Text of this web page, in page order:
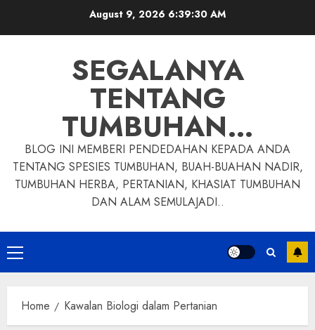
August 9, 20266:39:31 AM
SEGALANYA
TENTANG
TUMBUHAN…
BLOG INI MEMBERI PENDEDAHAN KEPADA ANDA
TENTANG SPESIES TUMBUHAN, BUAH-BUAHAN NADIR,
TUMBUHAN HERBA, PERTANIAN, KHASIAT TUMBUHAN
DAN ALAM SEMULAJADI..
Primary
Menu
Home Kawalan Biologi dalam Pertanian